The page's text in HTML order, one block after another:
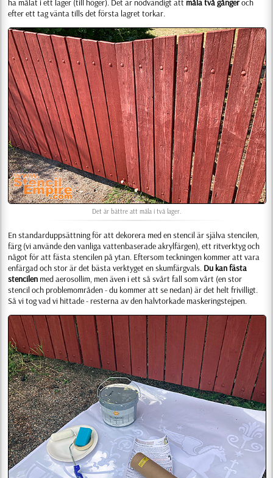
ha målat i ett lager (till höger). Det är nödvändigt att måla två gångeroch
efter ett tag vänta tills det första lagret torkar.
Det är bättre att måla i två lager.
En standarduppsättning för att dekorera med en stencil är själva stencilen,
färg (vi använde den vanliga vattenbaserade akrylfärgen), ett ritverktyg och
något för att fästa stencilen på ytan. Eftersom teckningen kommer att vara
enfärgad och stor är det bästa verktyget en skumfärgvals. Du kan fästa
stencilen med aerosollim, men även i ett så svårt fall som vårt (en stor
stencil och problemområden - du kommer att se nedan) är det helt frivilligt.
Så vi tog vad vi hittade - resterna av den halvtorkade maskeringstejpen.